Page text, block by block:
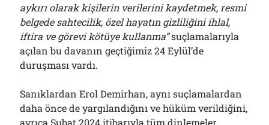
aykırı olarak kişilerin verilerini kaydetmek, resmi
belgede sahtecilik, özel hayatın gizliliğini ihlal,
iftira ve görevi kötüye kullanma”suçlamalarıyla
açılan bu davanın geçtiğimiz 24 Eylül’de
duruşması vardı.
Sanıklardan Erol Demirhan, aynı suçlamalardan
daha önce de yargılandığını ve hüküm verildiğini,
ayrıca Şubat 2024 itibarıyla tüm dinlemeler